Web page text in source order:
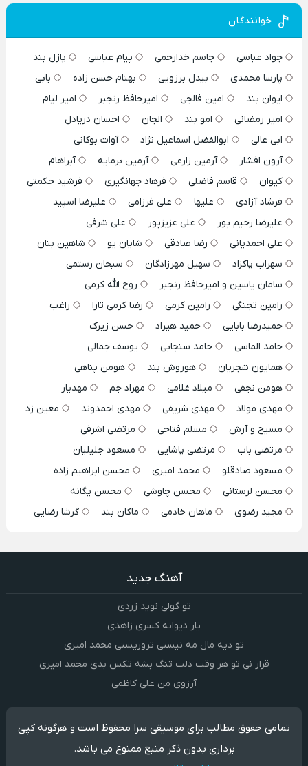
خوانندگان
جواد عباسی جاسم خدارحمی پیام عباسی
پازل بند
پارسا محمدی
بیدل برزویی بهنام حسن زاده
بابی
ایوان بند
امین فالجی امیرحافظ رنجبر
امیر لیام
امیر رمضانی
امو بند الجان
احسان دریادل
ابی عالی
ابوالفضل اسماعیل نژاد
آوات بوکانی
آرون افشار
آرمین زارعی آرمین برمایه
آبراهام
کیوان
قاسم فاضلی فرهاد جهانگیری
فرشید حکمتی
فرشاد آزادی
علیها علی فرزامی
علیرضا اسپید
علیرضا رحیم پور
علی عزیزپور
علی شرفی
علی احمدیانی
رضا صادقی شایان یو
شاهین بنان
سهراب پاکزاد
سهیل مهرزادگان
سبحان رستمی
سامان یاسین و امیرحافظ رنجبر
روح الله کرمی
رامین تجنگی
رامین کرمی رضا کرمی تارا
راغب
حمیدرضا بابایی
حمید هیراد
حسن زیرک
حامد الماسی
حامد سنجابی
یوسف جمالی
همایون شجریان
هوروش بند
هومن پناهی
هومن نجفی
میلاد غلامی مهراد جم
مهدیار
مهدی مولاد
مهدی شریفی مهدی احمدوند
معین زد
مسیح و آرش
مسلم فتاحی
مرتضی اشرفی
مرتضی باب
مرتضی پاشایی
مسعود جلیلیان
مسعود صادقلو
محمد امیری
محسن ابراهیم زاده
محسن لرستانی
محسن چاوشی
محسن یگانه
مجید رضوی
ماهان خادمی ماکان بند گرشا رضایی
آهنگ جدید
تو گولی نوید زردی
یار دیوانه کسری زاهدی
تو دیه مال مه نیستی تروریستی محمد امیری
قرار نی تو هر وقت دلت تنگ بشه تکس بدی محمد امیری
آرزوی من علی کاظمی
تمامی حقوق مطالب برای موسیقی سرا محفوظ است و هرگونه کپی
برداری بدون ذکر منبع ممنوع می باشد.